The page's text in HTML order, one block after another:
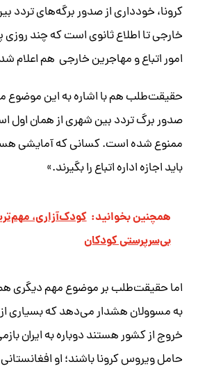
کرونا، خودداری از صدور برگه‌های تردد
خارجی تا اطلاع ثانوی است که چند
امور اتباع و مهاجرین خارجی هم اعلام
حقیقت‌طلب هم با اشاره به این
صدور برگ تردد بین شهری از همان اول
ممنوع شده است. کسانی که آمایشی
باید اجازه اداره اتباع را بگیرند.»
همچنین بخوانید: کودک‌آزاری،
بی‌سرپرستی کودکان
اما حقیقت‌طلب بر موضوع مهم دیگری
به مسوولان هشدار می‌دهد که بسیاری
خروج از کشور هستند دوباره به ایران
حامل ویروس کرونا باشند؛ او